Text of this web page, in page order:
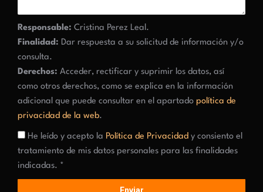
Responsable: Cristina Perez Leal.
Finalidad: Dar respuesta a su solicitud de información y/o
consulta.
Derechos: Acceder, rectificar y suprimir los datos, así
como otros derechos, como se explica en la información
adicional que puede consultar en el apartado política de
privacidad de la web.
He leído y acepto la Política de Privacidad y consiento el
tratamiento de mis datos personales para las finalidades
indicadas. *